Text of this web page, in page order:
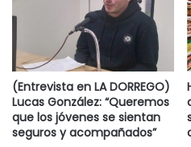
Federal advirtieron la llegada
un hombre.
El individuo fue interceptado
domicilio y manifestó a los
consumidor de cocaína y que
sustancia.
(Entrevista en LA DORREGO)
Lucas González: “Queremos
que los jóvenes se sientan
seguros y acompañados”